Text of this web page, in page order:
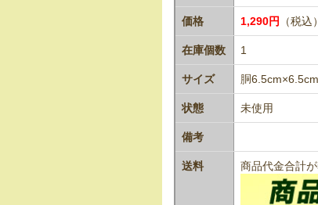
価格 1,290円 （税込）
在庫個数 1
サイズ 胴
状態 未使用
備考
送料 商品代金合計